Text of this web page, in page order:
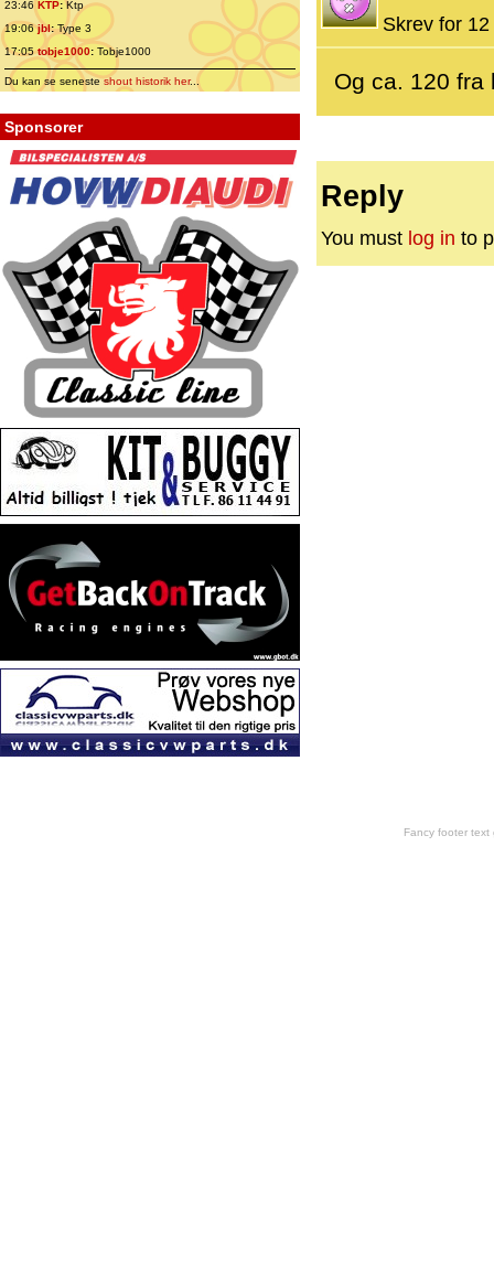
23:46 KTP:Ktp
19:06jbl:Type 3
17:05tobje1000: Tobje1000
Du kan se senesteshout historik her...
Sponsorer
Skrev for
Og ca. 120 fra
Reply
You must log in to
Fancy footer